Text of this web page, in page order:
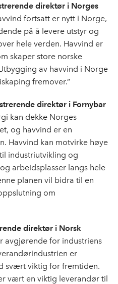
direktør i Norges
fortsatt er nytt i Norge,
på å levere utstyr og
hele verden. Havvind er
skaper store norske
av havvind i Norge
fremover.”
direktør i Fornybar
kan dekke Norges
og havvind er en
Havvind kan motvirke høye
industriutvikling og
arbeidsplasser langs hele
planen vil bidra til en
om
direktør i Norsk
avgjørende for industriens
er
svært viktig for fremtiden.
vært en viktig leverandør til